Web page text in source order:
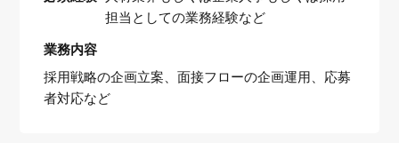
担当としての業務経験など
業務内容
採用戦略の企画立案、面接フローの企画運用、応募
者対応など